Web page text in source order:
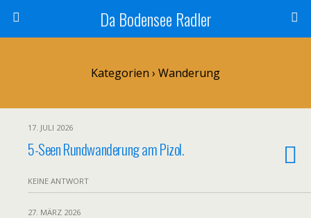
Da Bodensee Radler
Kategorien › Wanderung
17. JULI 2026
5-Seen Rundwanderung am Pizol.
KEINE ANTWORT
27. MÄRZ 2026